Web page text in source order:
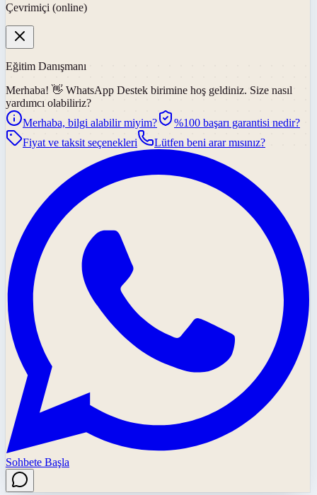
Çevrimiçi (online)
Eğitim Danışmanı
Merhaba! 👋 WhatsApp Destek birimine hoş geldiniz. Size nasıl
yardımcı olabiliriz?
Merhaba, bilgi alabilir miyim?
%100 başarı garantisi nedir?
Fiyat ve taksit seçenekleri
Lütfen beni arar mısınız?
Sohbete Başla